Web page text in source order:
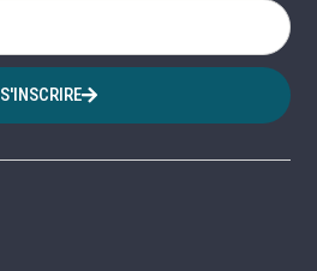
S'INSCRIRE